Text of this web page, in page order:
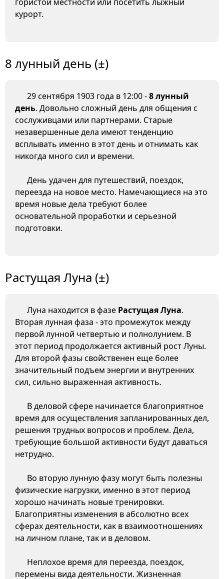
курорт.
8 лунный день (±)
29 сентября 1903 года в 12:00 -8 лунный
день. Довольно сложный день для общения с
сослуживцами или партнерами. Старые
незавершенные дела имеют тенденцию
всплывать именно в этот день и отнимать как
никогда много сил и времени.
День удачен для путешествий, поездок,
переезда на новое место. Намечающиеся на это
время новые дела требуют более
основательной проработки и серьезной
подготовки.
Растущая Луна (±)
Луна находится в фазе Растущая Луна.
Вторая лунная фаза - это промежуток между
первой лунной четвертью и полнолунием. В
этот период продолжается активный рост Луны.
Для второй фазы свойственен еще более
значительный подъем энергии и внутренних
сил, сильно выраженная активность.
В деловой сфере начинается благоприятное
время для осуществления запланированных дел,
решения трудных вопросов и проблем. Дела,
требующие большой активности будут даваться
нетрудно.
Во вторую лунную фазу могут быть полезны
физические нагрузки, именно в этот период
хорошо начинать новые тренировки.
Благоприятны изменения в абсолютно всех
сферах деятельности, как в взаимоотношениях
на личном плане, так и в деловом.
Неплохое время для переезда, поездок,
перемены вида деятельности. Жизненная